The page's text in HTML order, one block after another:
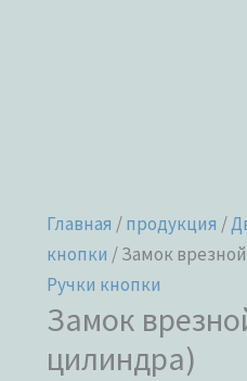
Главная /продукция /
кнопки / Замок
Ручки кнопки
Замок
цилиндра)